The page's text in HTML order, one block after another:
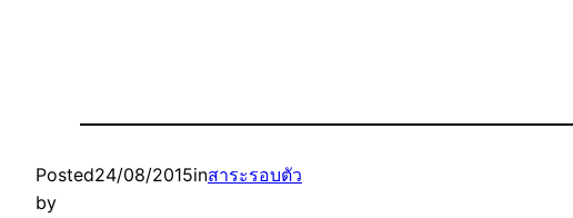
Posted24/08/2015inสาระรอบตัว
by